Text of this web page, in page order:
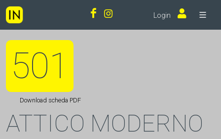
Login
501
Download scheda PDF
ATTICO MODERNO